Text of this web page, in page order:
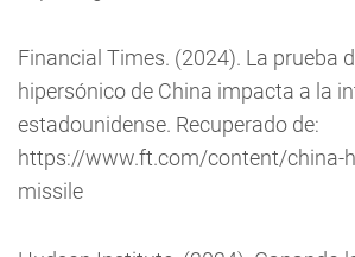
Financial Times. (2024). La prueba
hipersónico de China impacta a la
estadounidense. Recuperado de:
https://www.ft.com/content/china-
missile